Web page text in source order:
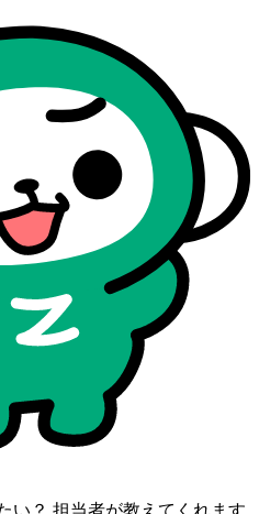
い？ 担当者が教えてくれます